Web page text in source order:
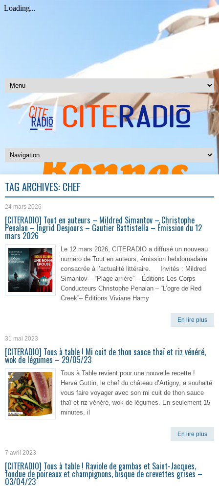
TAG ARCHIVES: CHEF
24 mars 2026
[CITERADIO] Tout en auteurs – Mildred Simantov – Christophe
Penalan – Ingrid Desjours – Gautier Battistella – Émission du 12
mars 2026
Le 12 mars 2026, CITERADIO a diffusé un nouveau
numéro de Tout en auteurs, émission hebdomadaire
consacrée à l’actualité littéraire. Invités : Mildred
Simantov – “Plage arrière” – Éditions Les Corps
Conducteurs Christophe Penalan – “L’ogre de Red
Creek”– Éditions Viviane Hamy
En lire plus
31 mai 2023
[CITERADIO] Tous à table ! Mi cuit de thon sauce thaï et riz vénéré,
wok de légumes – 29/05/23
Tous à Table revient pour une nouvelle recette !
Hervé Guttin, le chef du château d’Artigny, a souhaité
vous faire voyager avec son mi cuit de thon sauce
thaï et riz vénéré, wok de légumes. En seulement 15
minutes, il
En lire plus
7 avril 2023
[CITERADIO] Tous à table ! Raviole de gambas et Saint-Jacques,
fondue de poireaux et champignons, bisque de crevettes grises –
03/04/23